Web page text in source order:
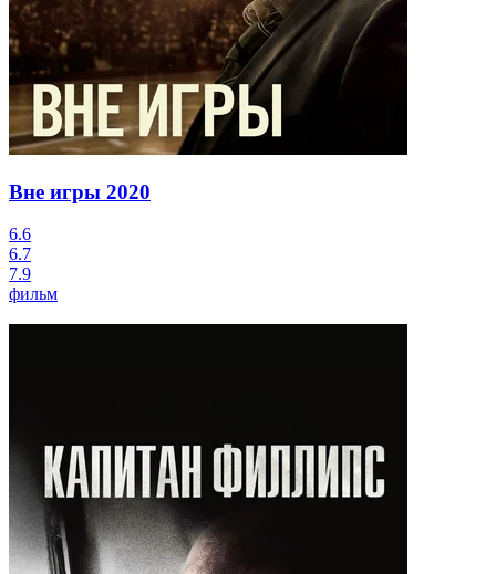
Вне игры 2020
6.6
6.7
7.9
фильм